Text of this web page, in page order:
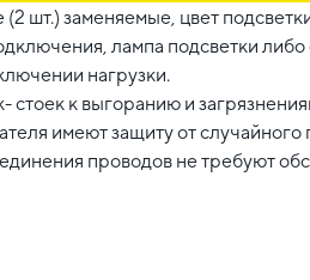
шт.) заменяемые, цвет
лампа подсветки
нагрузки.
к выгоранию и
имеют защиту от случайного
проводов не требуют